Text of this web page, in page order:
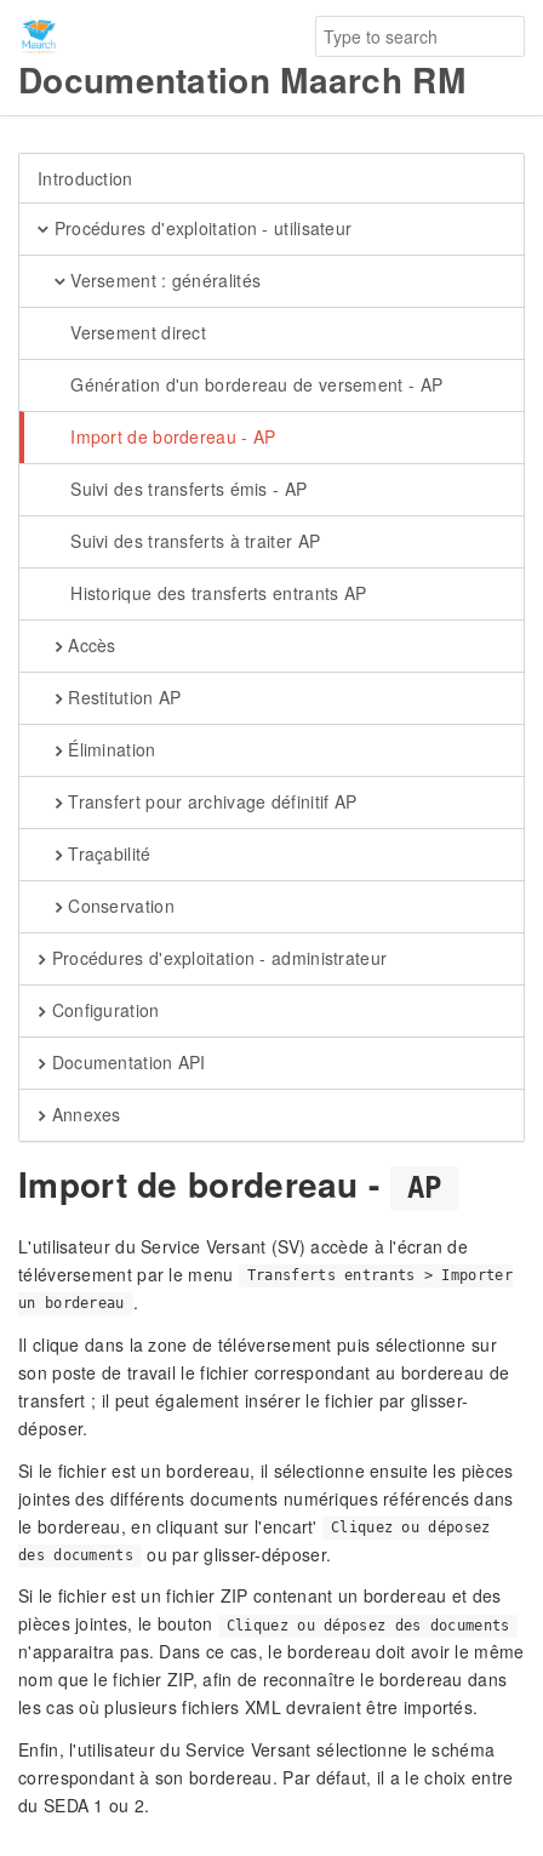
Documentation Maarch RM
Introduction
Procédures d'exploitation - utilisateur
Versement : généralités
Versement direct
Génération d'un bordereau de versement - AP
Import de bordereau - AP
Suivi des transferts émis - AP
Suivi des transferts à traiter AP
Historique des transferts entrants AP
Accès
Restitution AP
Élimination
Transfert pour archivage définitif AP
Traçabilité
Conservation
Procédures d'exploitation - administrateur
Configuration
Documentation API
Annexes
Import de bordereau - AP
L'utilisateur du Service Versant (SV) accède à l'écran de
téléversement par le menu
Transferts entrants > Importer
un bordereau
.
Il clique dans la zone de téléversement puis sélectionne sur
son poste de travail le fichier correspondant au bordereau de
transfert ; il peut également insérer le fichier par glisser-
déposer.
Si le fichier est un bordereau, il sélectionne ensuite les pièces
jointes des différents documents numériques référencés dans
le bordereau, en cliquant sur l'encart'
Cliquez ou déposez
des documents
ou par glisser-déposer.
Si le fichier est un fichier ZIP contenant un bordereau et des
pièces jointes, le bouton
Cliquez ou déposez des documents
n'apparaitra pas. Dans ce cas, le bordereau doit avoir le même
nom que le fichier ZIP, afin de reconnaître le bordereau dans
les cas où plusieurs fichiers XML devraient être importés.
Enfin, l'utilisateur du Service Versant sélectionne le schéma
correspondant à son bordereau. Par défaut, il a le choix entre
du SEDA 1 ou 2.